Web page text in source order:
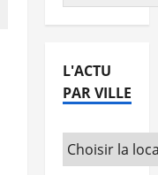
L'ACTU
PAR VILLE